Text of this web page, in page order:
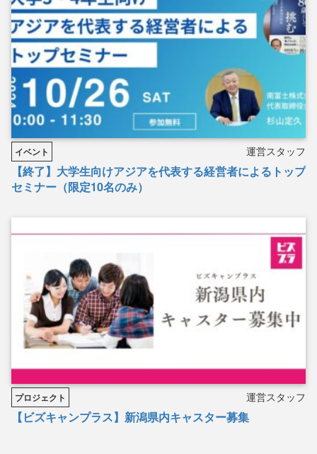
イベント 運営スタッフ
【終了】大学生向けアジアを代表する経営者によるトップ
セミナー（限定10名のみ）
プロジェクト 運営スタッフ
【ビズキャンプラス】新潟県内キャスター募集